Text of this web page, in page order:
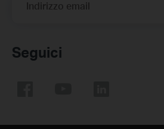
Indirizzo email
Seguici